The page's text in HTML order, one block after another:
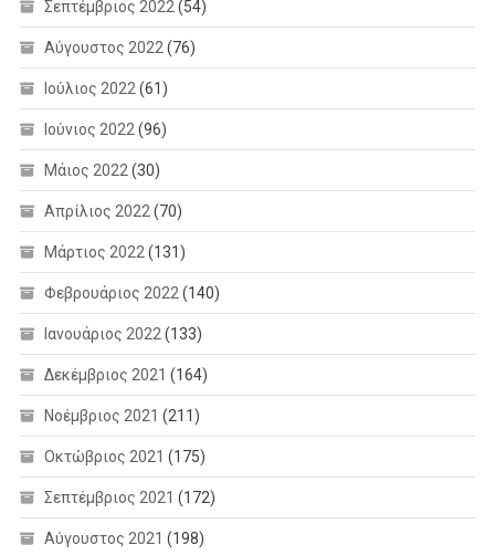
Σεπτέμβριος 2022 (54)
Αύγουστος 2022 (76)
Ιούλιος 2022 (61)
Ιούνιος 2022 (96)
Μάιος 2022 (30)
Απρίλιος 2022 (70)
Μάρτιος 2022 (131)
Φεβρουάριος 2022 (140)
Ιανουάριος 2022 (133)
Δεκέμβριος 2021 (164)
Νοέμβριος 2021 (211)
Οκτώβριος 2021 (175)
Σεπτέμβριος 2021 (172)
Αύγουστος 2021 (198)